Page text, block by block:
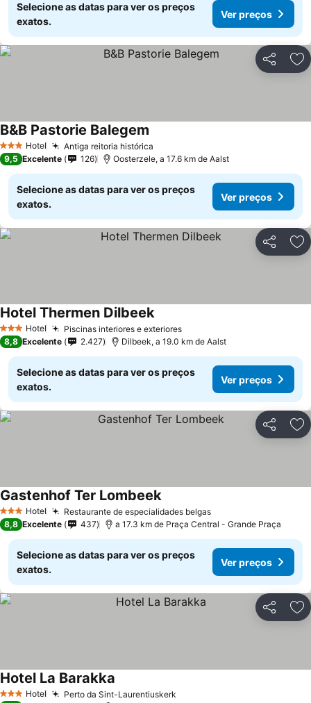
Selecione as datas para ver os preços
exatos.
Ver preços
Partilhar
3 EstrelasHotel Antiga reitoria histórica
B&B Pastorie Balegem
9,5 Excelente 126 Oosterzele, a 17.6 km de Aalst
Selecione as datas para ver os preços
exatos.
Ver preços
Partilhar
3 EstrelasHotel Piscinas interiores e exterioresVer preços
Hotel Thermen DilbeekVer preços
8,8 Excelente 2.427 Dilbeek, a 19.0 km de Aalst
Selecione as datas para ver os preços
exatos.
Ver preços
Partilhar
3 EstrelasHotel Restaurante de especialidades belgasVer preços
Gastenhof Ter LombeekVer preços
8,8 Excelente 437 a 17.3 km de Praça Central - Grande Praça
Selecione as datas para ver os preços
exatos.
Ver preços
Partilhar
3 EstrelasHotel Perto da Sint-Laurentiuskerk
Hotel La Barakka